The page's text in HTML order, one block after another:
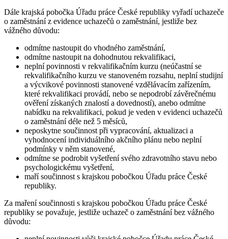
Dále krajská pobočka Úřadu práce České republiky vyřadí uchazeče
o zaměstnání z evidence uchazečů o zaměstnání, jestliže bez
vážného důvodu:
odmítne nastoupit do vhodného zaměstnání,
odmítne nastoupit na dohodnutou rekvalifikaci,
neplní povinnosti v rekvalifikačním kurzu (neúčastní se
rekvalifikačního kurzu ve stanoveném rozsahu, neplní studijní
a výcvikové povinnosti stanovené vzdělávacím zařízením,
které rekvalifikaci provádí, nebo se nepodrobí závěrečnému
ověření získaných znalostí a dovedností), anebo odmítne
nabídku na rekvalifikaci, pokud je veden v evidenci uchazečů
o zaměstnání déle než 5 měsíců,
neposkytne součinnost při vypracování, aktualizaci a
vyhodnocení individuálního akčního plánu nebo neplní
podmínky v něm stanovené,
odmítne se podrobit vyšetření svého zdravotního stavu nebo
psychologickému vyšetření,
maří součinnost s krajskou pobočkou Úřadu práce České
republiky.
Za maření součinnosti s krajskou pobočkou Úřadu práce České
republiky se považuje, jestliže uchazeč o zaměstnání bez vážného
důvodu: